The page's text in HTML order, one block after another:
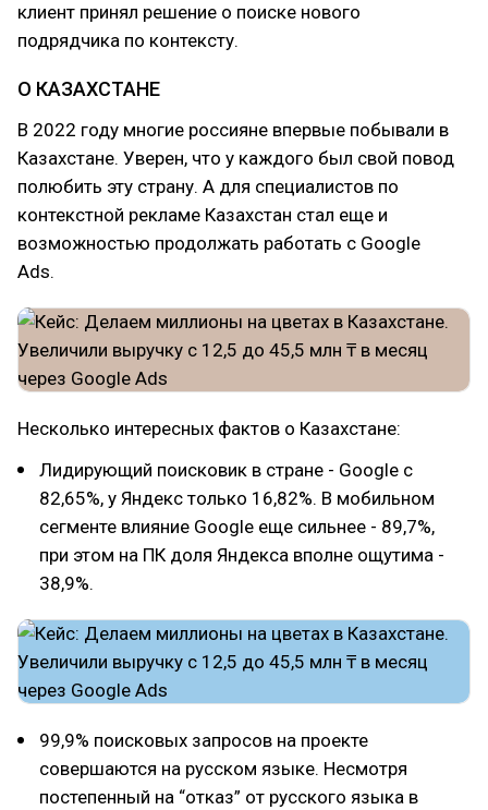
клиент принял решение о поиске нового
подрядчика по контексту.
О КАЗАХСТАНЕ
В 2022 году многие россияне впервые побывали в
Казахстане. Уверен, что у каждого был свой повод
полюбить эту страну. А для специалистов по
контекстной рекламе Казахстан стал еще и
возможностью продолжать работать с Google
Ads.
Несколько интересных фактов о Казахстане:
Лидирующий поисковик в стране - Google с
82,65%, у Яндекс только 16,82%. В мобильном
сегменте влияние Google еще сильнее - 89,7%,
при этом на ПК доля Яндекса вполне ощутима -
38,9%.
99,9% поисковых запросов на проекте
совершаются на русском языке. Несмотря
постепенный на “отказ” от русского языка в